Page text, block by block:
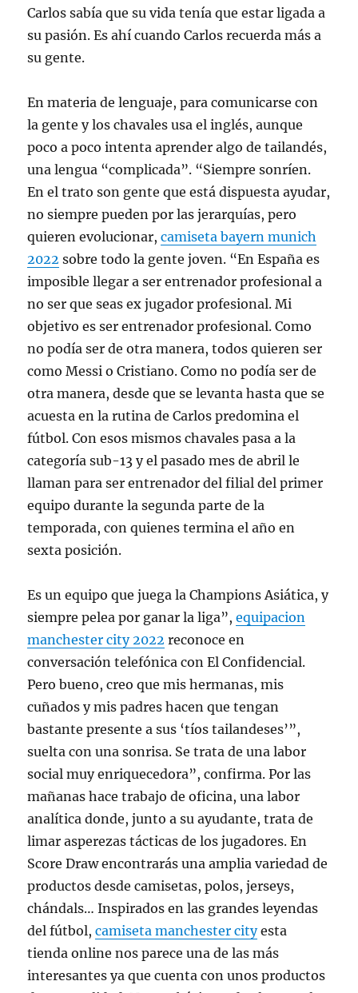
Carlos sabía que su vida tenía que estar ligada a
su pasión. Es ahí cuando Carlos recuerda más a
su gente.
En materia de lenguaje, para comunicarse con
la gente y los chavales usa el inglés, aunque
poco a poco intenta aprender algo de tailandés,
una lengua “complicada”. “Siempre sonríen.
En el trato son gente que está dispuesta ayudar,
no siempre pueden por las jerarquías, pero
quieren evolucionar,camiseta bayern munich
2022 sobre todo la gente joven. “En España es
imposible llegar a ser entrenador profesional a
no ser que seas ex jugador profesional. Mi
objetivo es ser entrenador profesional. Como
no podía ser de otra manera, todos quieren ser
como Messi o Cristiano. Como no podía ser de
otra manera, desde que se levanta hasta que se
acuesta en la rutina de Carlos predomina el
fútbol. Con esos mismos chavales pasa a la
categoría sub-13 y el pasado mes de abril le
llaman para ser entrenador del filial del primer
equipo durante la segunda parte de la
temporada, con quienes termina el año en
sexta posición.
Es un equipo que juega la Champions Asiática, y
siempre pelea por ganar la liga”,equipacion
manchester city 2022 reconoce en
conversación telefónica con El Confidencial.
Pero bueno, creo que mis hermanas, mis
cuñados y mis padres hacen que tengan
bastante presente a sus ‘tíos tailandeses’”,
suelta con una sonrisa. Se trata de una labor
social muy enriquecedora”, confirma. Por las
mañanas hace trabajo de oficina, una labor
analítica donde, junto a su ayudante, trata de
limar asperezas tácticas de los jugadores. En
Score Draw encontrarás una amplia variedad de
productos desde camisetas, polos, jerseys,
chándals… Inspirados en las grandes leyendas
del fútbol,camiseta manchester cityesta
tienda online nos parece una de las más
interesantes ya que cuenta con unos productos